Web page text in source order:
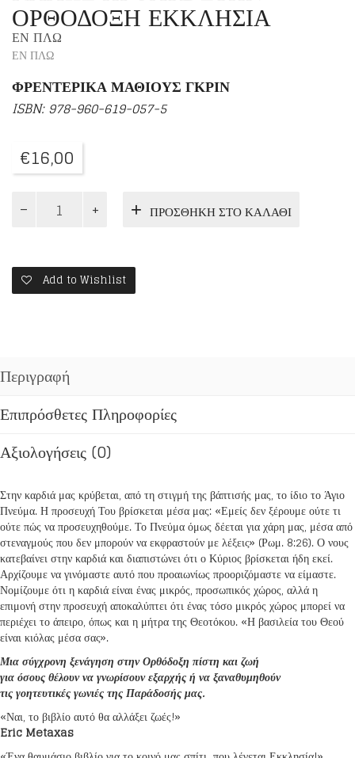
ΟΡΘΟΔΟΞΗ ΕΚΚΛΗΣΙΑ
ΕΝ ΠΛΩ
ΕΝ ΠΛΩ
ΦΡΕΝΤΕΡΙΚΑ ΜΑΘΙΟΥΣ ΓΚΡΙΝ
ISBN: 978-960-619-057-5
€16,00
ΗΡΘΑΤΕ
ΕΚΚΛΗΣΙΑ
ποσότητα
ΠΡΟΣΘΉΚΗ ΣΤΟ ΚΑΛΆΘΙ
Add to Wishlist
Περιγραφή
Επιπρόσθετες Πληροφορίες
Αξιολογήσεις (0)
Στην καρδιά μας κρύβεται, από τη στιγμή της βάπτισής μας, το ίδιο το Άγιο
Πνεύμα. Η προσευχή Του βρίσκεται μέσα μας: «Εμείς δεν ξέρουμε ούτε τι
ούτε πώς να προσευχηθούμε. Το Πνεύμα όμως δέεται για χάρη μας, μέσα από
στεναγμούς που δεν μπορούν να εκφραστούν με λέξεις» (Ρωμ. 8:26). Ο νους
κατεβαίνει στην καρδιά και διαπιστώνει ότι ο Κύριος βρίσκεται ήδη εκεί.
Αρχίζουμε να γινόμαστε αυτό που προαιωνίως προοριζόμαστε να είμαστε.
Νομίζουμε ότι η καρδιά είναι ένας μικρός, προσωπικός χώρος, αλλά η
επιμονή στην προσευχή αποκαλύπτει ότι ένας τόσο μικρός χώρος μπορεί να
περιέχει το άπειρο, όπως και η μήτρα της Θεοτόκου. «Η βασιλεία του Θεού
είναι κιόλας μέσα σας».
Μια σύγχρονη ξενάγηση στην Ορθόδοξη πίστη και ζωή
για όσους θέλουν να γνωρίσουν εξαρχής ή να ξαναθυμηθούν
τις γοητευτικές γωνιές της Παράδοσής μας.
«Ναι, το βιβλίο αυτό θα αλλάξει ζωές!»
Eric Metaxas